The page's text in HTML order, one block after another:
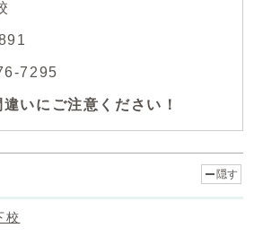
7295
いにご注意ください！
隠す
校